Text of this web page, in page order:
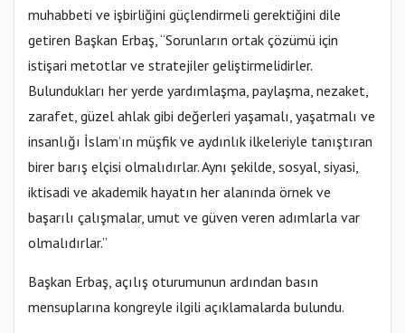
muhabbeti ve işbirliğini güçlendirmeli gerektiğini dile
getiren Başkan Erbaş, “Sorunların ortak çözümü için
istişari metotlar ve stratejiler geliştirmelidirler.
Bulundukları her yerde yardımlaşma, paylaşma, nezaket,
zarafet, güzel ahlak gibi değerleri yaşamalı, yaşatmalı ve
insanlığı İslam’ın müşfik ve aydınlık ilkeleriyle tanıştıran
birer barış elçisi olmalıdırlar. Aynı şekilde, sosyal, siyasi,
iktisadi ve akademik hayatın her alanında örnek ve
başarılı çalışmalar, umut ve güven veren adımlarla var
olmalıdırlar.”
Başkan Erbaş, açılış oturumunun ardından basın
mensuplarına kongreyle ilgili açıklamalarda bulundu.